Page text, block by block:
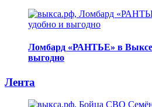
Ломбард «РАНТЬЕ» в
выгодно
Лента